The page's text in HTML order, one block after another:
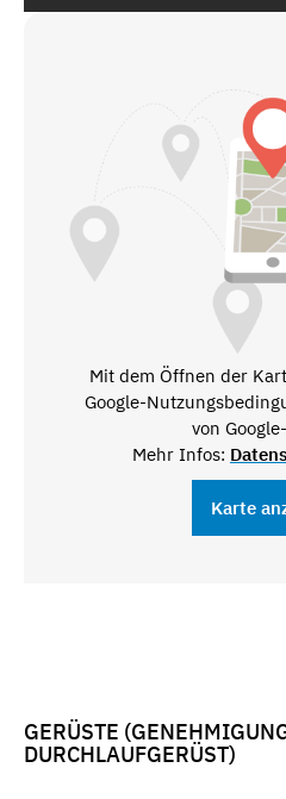
Mit dem Öffnen der
Google-
von
Mehr Infos:
Karte
GERÜSTE
DURCHLAUFGERÜST)